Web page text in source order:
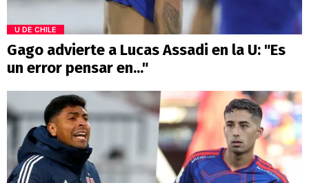
U DE CHILE
Gago advierte a Lucas Assadi en la U: "Es
un error pensar en..."